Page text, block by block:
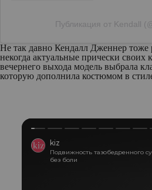
Публикация от Kendall
Не так давно Кендалл Дженнер тоже
некогда актуальные прически своих
вечернего выхода модель выбрала
которую дополнила костюмом в